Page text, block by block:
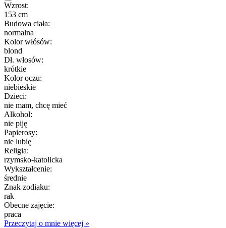
Wzrost:
153 cm
Budowa ciała:
normalna
Kolor włósów:
blond
Dł. włosów:
krótkie
Kolor oczu:
niebieskie
Dzieci:
nie mam, chcę mieć
Alkohol:
nie piję
Papierosy:
nie lubię
Religia:
rzymsko-katolicka
Wykształcenie:
średnie
Znak zodiaku:
rak
Obecne zajęcie:
praca
Przeczytaj o mnie więcej »